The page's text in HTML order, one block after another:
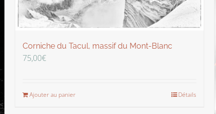
Corniche du Tacul, massif du Mont-Blanc
75,00€
Ajouter au panier Détails